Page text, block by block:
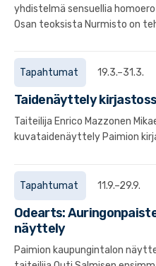
yhdistelmä sensuellia
Osan teoksista Nurmisto on
Tapahtumat 19.3.–31.3.
Taidenäyttely
Taiteilija Enrico Mazzonen
kuvataidenäyttely Paimion
Tapahtumat 11.9.–29.9.
Odearts:
näyttely
Paimion kaupungintalon